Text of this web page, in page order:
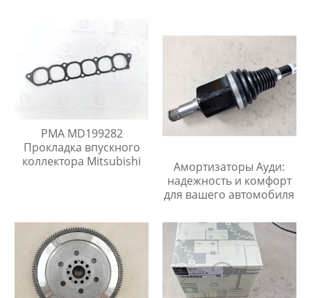
PMA MD199282
Прокладка впускного
коллектора Mitsubishi
Амортизаторы Ауди:
надежность и комфорт
для вашего автомобиля